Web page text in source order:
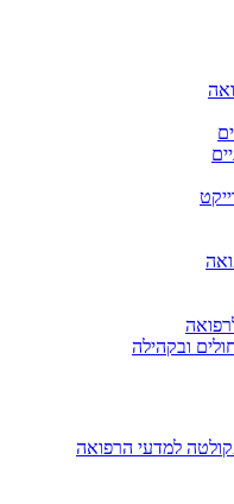
ובקהילה
למדעי הרפואה